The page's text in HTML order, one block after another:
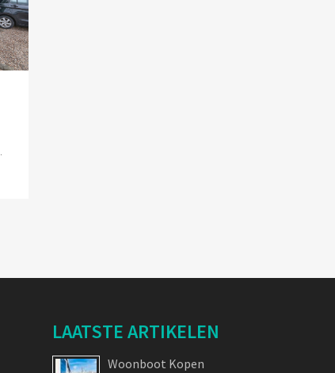
LAATSTE ARTIKELEN
Woonboot Kopen